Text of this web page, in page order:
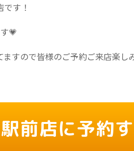
す！
💗
すので皆様のご予約ご来店楽し
前店に予約